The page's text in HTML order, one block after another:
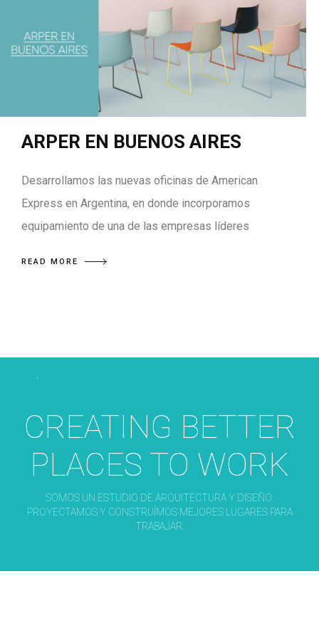
ARPER EN BUENOS AIRES
Desarrollamos las nuevas oficinas de American
Express en Argentina, en donde incorporamos
equipamiento de una de las empresas líderes
READ MORE
CREATING BETTER
PLACES TO WORK
SOMOS UN ESTUDIO DE ARQUITECTURA Y DISEÑO.
PROYECTAMOS Y CONSTRUÍMOS MEJORES LUGARES PARA
TRABAJAR.